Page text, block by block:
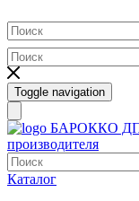
Toggle navigation
БАРОККО
производителя
Каталог